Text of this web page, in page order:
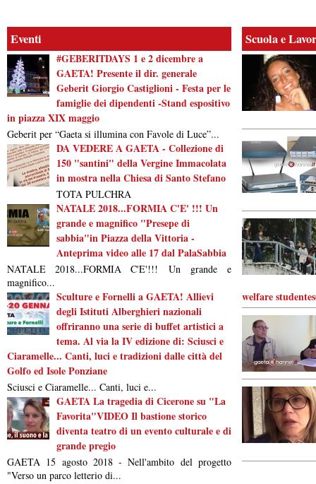
Eventi
#GEBERITDAYS 1 e 2 dicembre a
GAETA! Presente il dir. generale
Geberit Giorgio Castiglioni - Festa per le
famiglie dei dipendenti -Stand espositivo
in piazza XIX maggio
Geberit per “Gaeta si illumina con Favole di Luce”...
DA VEDERE A GAETA - Collezione di
150 "santini" della Vergine Immacolata
in mostra nella Chiesa di Santo Stefano
TOTA PULCHRA
NATALE 2018...FORMIA C'E' !!! Un
grande e magnifico "Presepe di
sabbia"in Piazza della Vittoria -
Anteprima video alle 17 dal PalaSabbia
NATALE 2018...FORMIA C'E'!!! Un grande e
magnifico...
Sculture e Fornelli a GAETA! Allievi
degli Istituti Alberghieri nazionali
offriranno una serie di buffet artistici a
tema. Al via la IV edizione di: Sciusci e
Ciaramelle... Canti, luci e tradizioni dalle città del
Golfo ed Isole Ponziane
Sciusci e Ciaramelle... Canti, luci e...
GAETA La tragedia di Cicerone su "La
Favorita"VIDEO Il bastione storico
diventa teatro di un evento culturale e di
grande pregio
GAETA 15 agosto 2018 - Nell'ambito del progetto
"Verso un parco letterio di...
Scuola e
welfare